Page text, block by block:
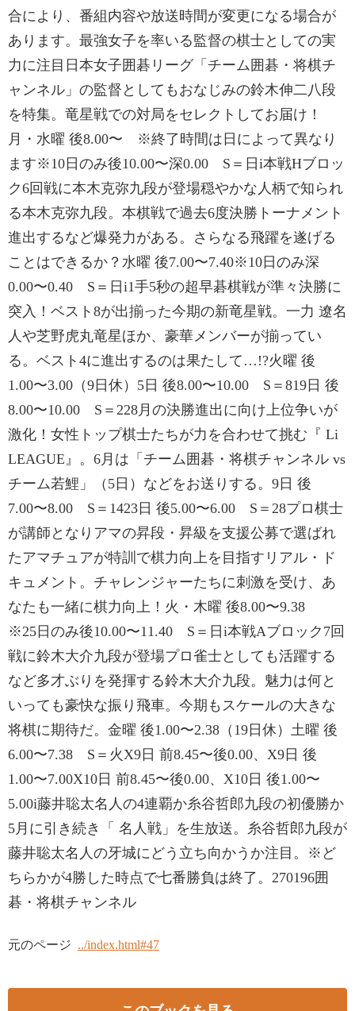
合により、番組内容や放送時間が変更になる場合が
あります。最強女子を率いる監督の棋士としての実
力に注目日本女子囲碁リーグ「チーム囲碁・将棋チ
ャンネル」の監督としてもおなじみの鈴木伸二八段
を特集。竜星戦での対局をセレクトしてお届け！
月・水曜 後8.00〜 ※終了時間は日によって異なり
ます※10日のみ後10.00〜深0.00 S＝日i本戦Hブロッ
ク6回戦に本木克弥九段が登場穏やかな人柄で知られ
る本木克弥九段。本棋戦で過去6度決勝トーナメント
進出するなど爆発力がある。さらなる飛躍を遂げる
ことはできるか？水曜 後7.00〜7.40※10日のみ深
0.00〜0.40 S＝日i1手5秒の超早碁棋戦が準々決勝に
突入！ベスト8が出揃った今期の新竜星戦。一力 遼名
人や芝野虎丸竜星ほか、豪華メンバーが揃ってい
る。ベスト4に進出するのは果たして…!?火曜 後
1.00〜3.00（9日休）5日 後8.00〜10.00 S＝819日 後
8.00〜10.00 S＝228月の決勝進出に向け上位争いが
激化！女性トップ棋士たちが力を合わせて挑む『 Li
LEAGUE』。6月は「チーム囲碁・将棋チャンネル vs
チーム若鯉」（5日）などをお送りする。9日 後
7.00〜8.00 S＝1423日 後5.00〜6.00 S＝28プロ棋士
が講師となりアマの昇段・昇級を支援公募で選ばれ
たアマチュアが特訓で棋力向上を目指すリアル・ド
キュメント。チャレンジャーたちに刺激を受け、あ
なたも一緒に棋力向上！火・木曜 後8.00〜9.38
※25日のみ後10.00〜11.40 S＝日i本戦Aブロック7回
戦に鈴木大介九段が登場プロ雀士としても活躍する
など多才ぶりを発揮する鈴木大介九段。魅力は何と
いっても豪快な振り飛車。今期もスケールの大きな
将棋に期待だ。金曜 後1.00〜2.38（19日休）土曜 後
6.00〜7.38 S＝火X9日 前8.45〜後0.00、X9日 後
1.00〜7.00X10日 前8.45〜後0.00、X10日 後1.00〜
5.00i藤井聡太名人の4連覇か糸谷哲郎九段の初優勝か
5月に引き続き「 名人戦」を生放送。糸谷哲郎九段が
藤井聡太名人の牙城にどう立ち向かうか注目。※ど
ちらかが4勝した時点で七番勝負は終了。270196囲
碁・将棋チャンネル
元のページ ../index.html#47